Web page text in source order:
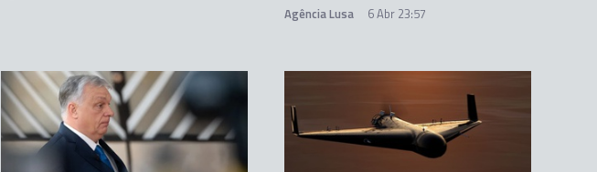
Agência Lusa 6 Abr 23:57